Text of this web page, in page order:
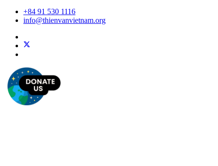
+84 91 530 1116
info@thienvanvietnam.org